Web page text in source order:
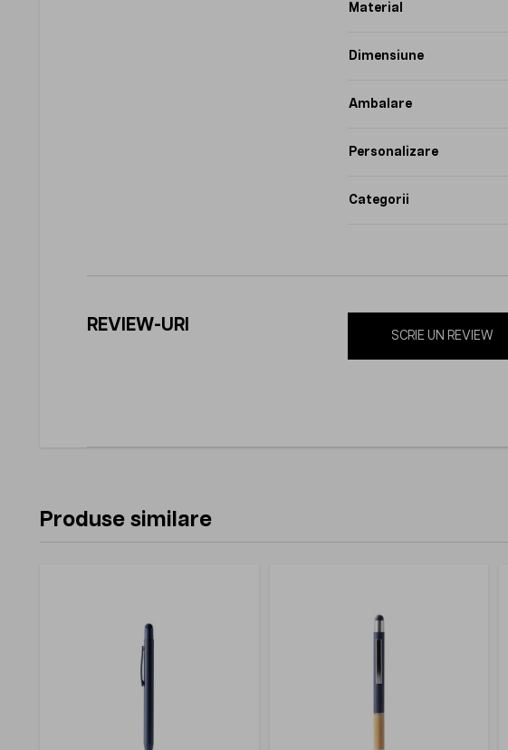
Material
Dimensiune
Ambalare
Personalizare
Categorii
REVIEW-URI
SCRIE UN REVIEW
Produse similare